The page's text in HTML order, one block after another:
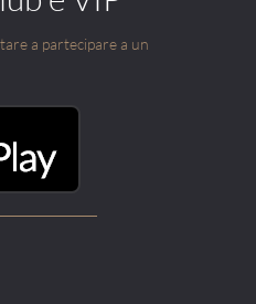
a partecipare a un